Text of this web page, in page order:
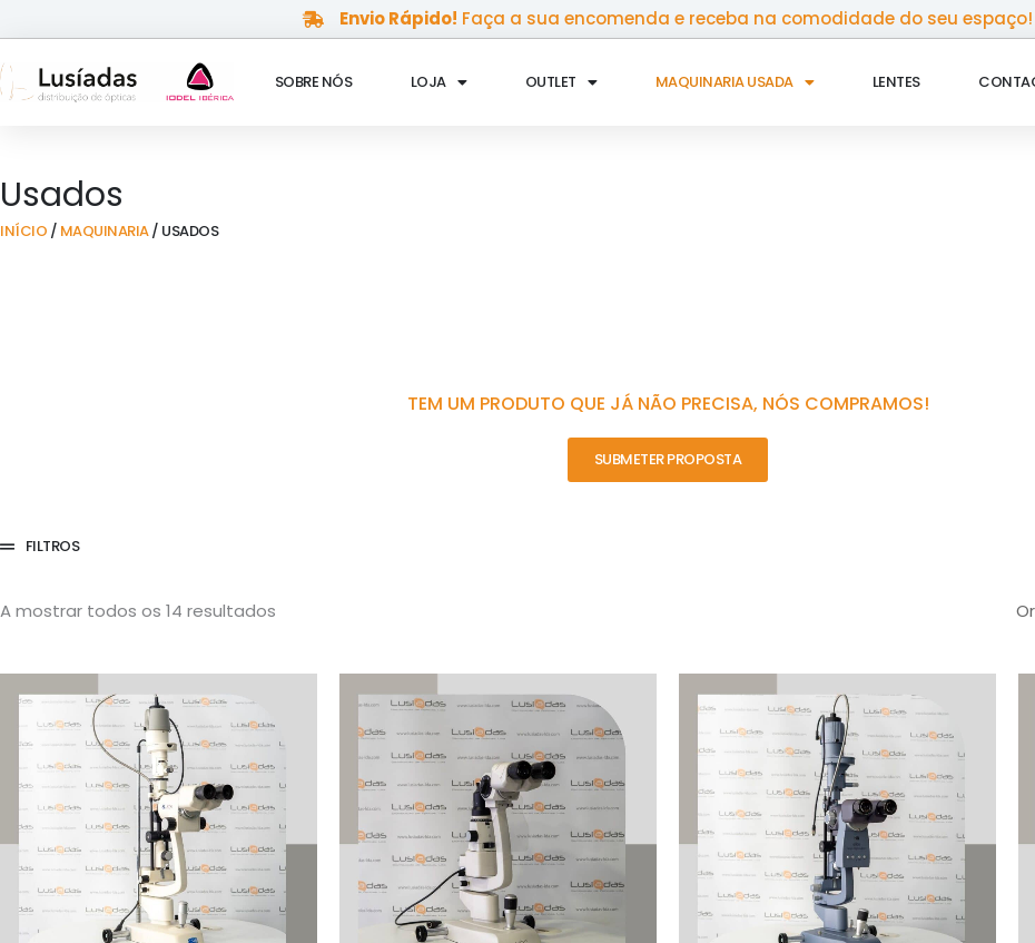
to
content
Envio Rápido! Faça a sua encomenda e receba na comodidade do seu espaço!
SOBRE NÓS LOJA OUTLET MAQUINARIA USADA LENTES
Usados
INÍCIO / MAQUINARIA/ USADOS
TEM UM PRODUTO QUE JÁ NÃO PRECISA, NÓS COMPRAMOS!
SUBMETER PROPOSTA
FILTROS
A mostrar todos os 14 resultados